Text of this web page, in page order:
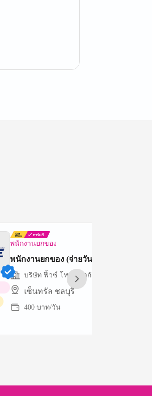
พนักงานยกของ
พนักงานยกของ (จ่ายวันถัดไป)
บริษัท ฟิ้วซ์ โพสต์ จำกัด (สำนักงานใหญ่)
เซ็นทรัล ชลบุรี
400 บาท/วัน